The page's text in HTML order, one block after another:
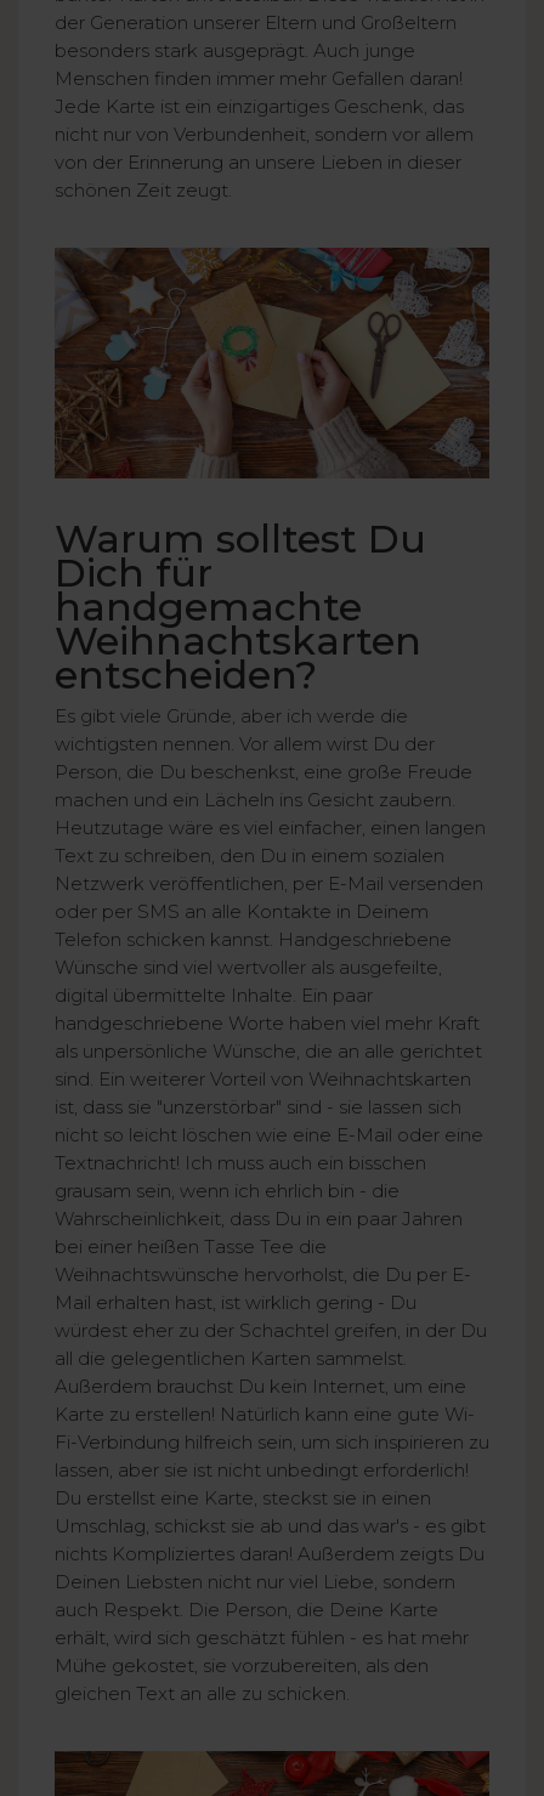
der Generation unserer Eltern und Großeltern
besonders stark ausgeprägt. Auch junge
Menschen finden immer mehr Gefallen daran!
Jede Karte ist ein einzigartiges Geschenk, das
nicht nur von Verbundenheit, sondern vor allem
von der Erinnerung an unsere Lieben in dieser
schönen Zeit zeugt.
Warum solltest Du
Dich für
handgemachte
Weihnachtskarten
entscheiden?
Es gibt viele Gründe, aber ich werde die
wichtigsten nennen. Vor allem wirst Du der
Person, die Du beschenkst, eine große Freude
machen und ein Lächeln ins Gesicht zaubern.
Heutzutage wäre es viel einfacher, einen langen
Text zu schreiben, den Du in einem sozialen
Netzwerk veröffentlichen, per E-Mail versenden
oder per SMS an alle Kontakte in Deinem
Telefon schicken kannst. Handgeschriebene
Wünsche sind viel wertvoller als ausgefeilte,
digital übermittelte Inhalte. Ein paar
handgeschriebene Worte haben viel mehr Kraft
als unpersönliche Wünsche, die an alle gerichtet
sind. Ein weiterer Vorteil von Weihnachtskarten
ist, dass sie "unzerstörbar" sind - sie lassen sich
nicht so leicht löschen wie eine E-Mail oder eine
Textnachricht! Ich muss auch ein bisschen
grausam sein, wenn ich ehrlich bin - die
Wahrscheinlichkeit, dass Du in ein paar Jahren
bei einer heißen Tasse Tee die
Weihnachtswünsche hervorholst, die Du per E-
Mail erhalten hast, ist wirklich gering - Du
würdest eher zu der Schachtel greifen, in der Du
all die gelegentlichen Karten sammelst.
Außerdem brauchst Du kein Internet, um eine
Karte zu erstellen! Natürlich kann eine gute Wi-
Fi-Verbindung hilfreich sein, um sich inspirieren zu
lassen, aber sie ist nicht unbedingt erforderlich!
Du erstellst eine Karte, steckst sie in einen
Umschlag, schickst sie ab und das war's - es gibt
nichts Kompliziertes daran! Außerdem zeigts Du
Deinen Liebsten nicht nur viel Liebe, sondern
auch Respekt. Die Person, die Deine Karte
erhält, wird sich geschätzt fühlen - es hat mehr
Mühe gekostet, sie vorzubereiten, als den
gleichen Text an alle zu schicken.